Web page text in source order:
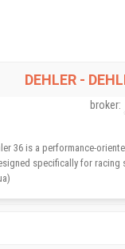
DEHLER -
broker:
36 is a performance-
specifically for racing